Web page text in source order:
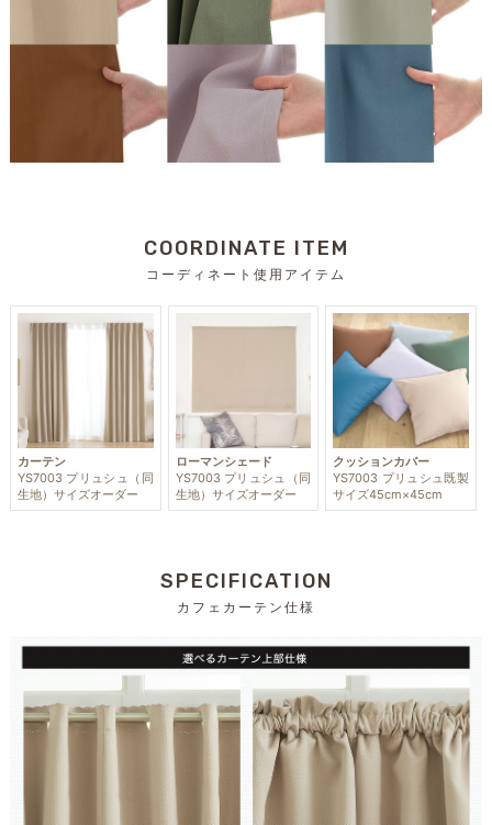
COORDINATE ITEM
コーディネート使用アイテム
カーテン
YS7003 プリュシュ（同
生地）サイズオーダー
ローマンシェード
YS7003 プリュシュ（同
生地）サイズオーダー
クッションカバー
YS7003 プリュシュ既製
サイズ45cm×45cm
SPECIFICATION
カフェカーテン仕様